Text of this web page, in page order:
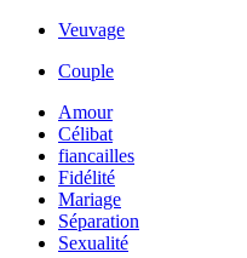
Veuvage
Couple
Amour
Célibat
fiancailles
Fidélité
Mariage
Séparation
Sexualité